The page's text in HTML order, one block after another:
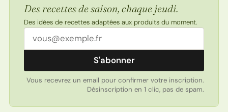
Des recettes de saison, chaque jeudi.
Des idées de recettes adaptées aux produits du moment.
Adresse email
S'abonner
Vous recevrez un email pour confirmer votre inscription.
Désinscription en 1 clic, pas de spam.